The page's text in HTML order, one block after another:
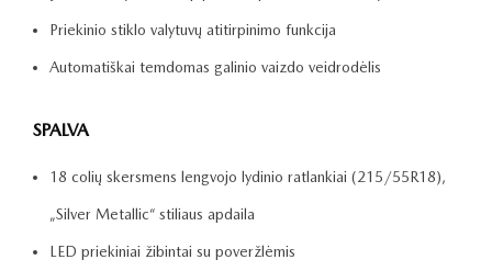
Priekinio stiklo valytuvų atitirpinimo funkcija
Automatiškai temdomas galinio vaizdo veidrodėlis
SPALVA
18 colių skersmens lengvojo lydinio ratlankiai (215/55R18),
„Silver Metallic“ stiliaus apdaila
LED priekiniai žibintai su poveržlėmis